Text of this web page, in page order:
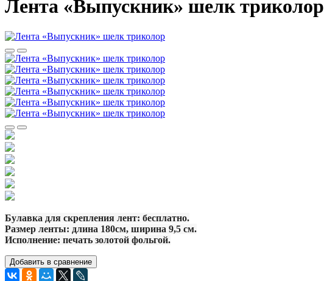
Лента «Выпускник» шелк триколор
Булавка для скрепления лент: бесплатно.
Размер ленты: длина 180см, ширина 9,5 см.
Исполнение: печать золотой фольгой.
Добавить в сравнение